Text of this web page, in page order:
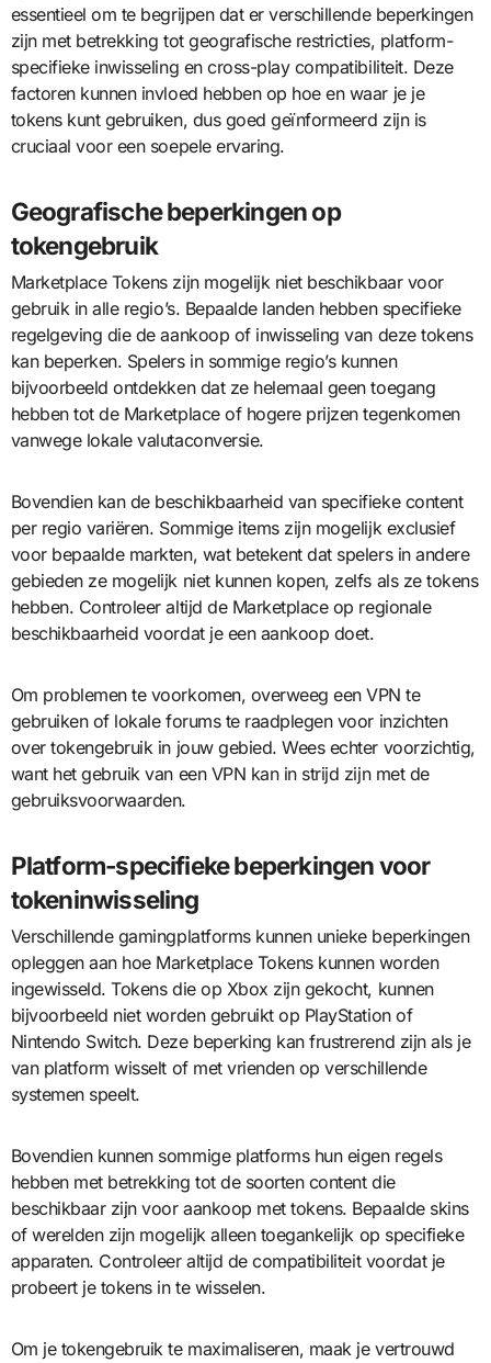
essentieel om te begrijpen dat er verschillende beperkingen
zijn met betrekking tot geografische restricties, platform-
specifieke inwisseling en cross-play compatibiliteit. Deze
factoren kunnen invloed hebben op hoe en waar je je
tokens kunt gebruiken, dus goed geïnformeerd zijn is
cruciaal voor een soepele ervaring.
Geografische beperkingen op
tokengebruik
Marketplace Tokens zijn mogelijk niet beschikbaar voor
gebruik in alle regio’s. Bepaalde landen hebben specifieke
regelgeving die de aankoop of inwisseling van deze tokens
kan beperken. Spelers in sommige regio’s kunnen
bijvoorbeeld ontdekken dat ze helemaal geen toegang
hebben tot de Marketplace of hogere prijzen tegenkomen
vanwege lokale valutaconversie.
Bovendien kan de beschikbaarheid van specifieke content
per regio variëren. Sommige items zijn mogelijk exclusief
voor bepaalde markten, wat betekent dat spelers in andere
gebieden ze mogelijk niet kunnen kopen, zelfs als ze tokens
hebben. Controleer altijd de Marketplace op regionale
beschikbaarheid voordat je een aankoop doet.
Om problemen te voorkomen, overweeg een VPN te
gebruiken of lokale forums te raadplegen voor inzichten
over tokengebruik in jouw gebied. Wees echter voorzichtig,
want het gebruik van een VPN kan in strijd zijn met de
gebruiksvoorwaarden.
Platform-specifieke beperkingen voor
tokeninwisseling
Verschillende gamingplatforms kunnen unieke beperkingen
opleggen aan hoe Marketplace Tokens kunnen worden
ingewisseld. Tokens die op Xbox zijn gekocht, kunnen
bijvoorbeeld niet worden gebruikt op PlayStation of
Nintendo Switch. Deze beperking kan frustrerend zijn als je
van platform wisselt of met vrienden op verschillende
systemen speelt.
Bovendien kunnen sommige platforms hun eigen regels
hebben met betrekking tot de soorten content die
beschikbaar zijn voor aankoop met tokens. Bepaalde skins
of werelden zijn mogelijk alleen toegankelijk op specifieke
apparaten. Controleer altijd de compatibiliteit voordat je
probeert je tokens in te wisselen.
Om je tokengebruik te maximaliseren, maak je vertrouwd